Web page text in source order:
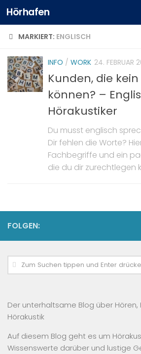
Hörhafen
MARKIERT: ENGLISCH
INFO / WORK 24. FEBRUAR
Kunden, die
können? –
Hörakustiker
Du musst englisch
Dir fehlen die Worte?
Fachbegriffe und ein
die du dir zurechtlegen
FOLGEN:
Der unterhaltsame Blog über
Hörakustik
Auf diesem Blog geht es um
Wissenswerte darüber und lustige